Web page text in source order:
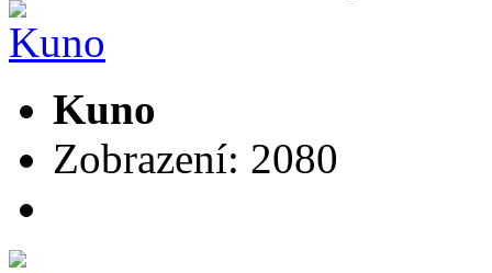
Kuno
Zobrazení: 2080